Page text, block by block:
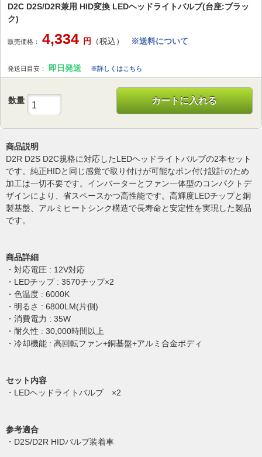
D2C D2S/D2R兼用 HID変換 LEDヘッドライトバルブ(台座:ブラッ
ク)
販売価格： 4,334 円 （税込） ※送料について
発送日目安： 即日発送 ※詳しくはこちら
数量 カートに入れる
商品説明
D2R D2S D2C規格に対応したLEDヘッドライトバルブの2本セット
です。純正HIDと同じ感覚で取り付けが可能なポン付け設計のため
加工は一切不要です。インバーターとファン一体型のコンパクトデ
ザインにより、省スペースかつ高性能です。高輝度LEDチップと銅
製基盤、アルミヒートシンク構造で長寿命と安定性を実現した製品
です。
商品詳細
・対応電圧 : 12V対応
・LEDチップ : 3570チップ×2
・色温度 : 6000K
・明るさ : 6800LM(片側)
・消費電力 : 35W
・耐久性 : 30,000時間以上
・冷却機能 : 高回転ファン+銅基盤+アルミ合金ボディ
セット内容
・LEDヘッドライトバルブ ×2
参考適合
・D2S/D2R HIDバルブ装着車